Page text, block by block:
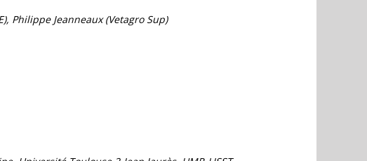
Philippe Jeanneaux (Vetagro Sup)